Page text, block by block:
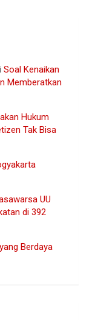
Soal Kenaikan
Memberatkan
Hukum
Tak Bisa
UU
di 392
Berdaya